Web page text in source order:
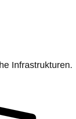
Infrastrukturen.